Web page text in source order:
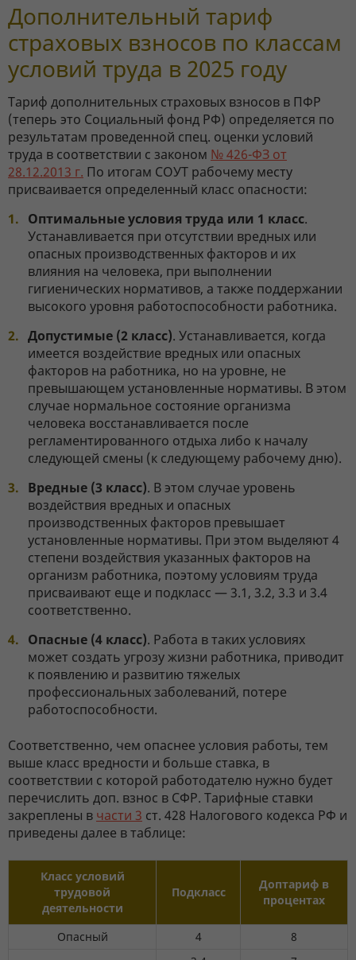
Дополнительный тариф
страховых взносов по классам
условий труда в 2025 году
Тариф дополнительных страховых взносов в ПФР
(теперь это Социальный фонд РФ) определяется по
результатам проведенной спец. оценки условий
труда в соответствии с законом № 426-ФЗ от
28.12.2013 г. По итогам СОУТ рабочему месту
присваивается определенный класс опасности:
Оптимальные условия труда или 1 класс.
Устанавливается при отсутствии вредных или
опасных производственных факторов и их
влияния на человека, при выполнении
гигиенических нормативов, а также поддержании
высокого уровня работоспособности работника.
Допустимые (2 класс). Устанавливается, когда
имеется воздействие вредных или опасных
факторов на работника, но на уровне, не
превышающем установленные нормативы. В этом
случае нормальное состояние организма
человека восстанавливается после
регламентированного отдыха либо к началу
следующей смены (к следующему рабочему дню).
Вредные (3 класс). В этом случае уровень
воздействия вредных и опасных
производственных факторов превышает
установленные нормативы. При этом выделяют 4
степени воздействия указанных факторов на
организм работника, поэтому условиям труда
присваивают еще и подкласс — 3.1, 3.2, 3.3 и 3.4
соответственно.
Опасные (4 класс). Работа в таких условиях
может создать угрозу жизни работника, приводит
к появлению и развитию тяжелых
профессиональных заболеваний, потере
работоспособности.
Соответственно, чем опаснее условия работы, тем
выше класс вредности и больше ставка, в
соответствии с которой работодателю нужно будет
перечислить доп. взнос в СФР. Тарифные ставки
закреплены в части 3 ст. 428 Налогового кодекса РФ и
приведены далее в таблице:
Класс условий
трудовой
деятельности
Подкласс
Доптариф в
процентах
Опасный 4 8